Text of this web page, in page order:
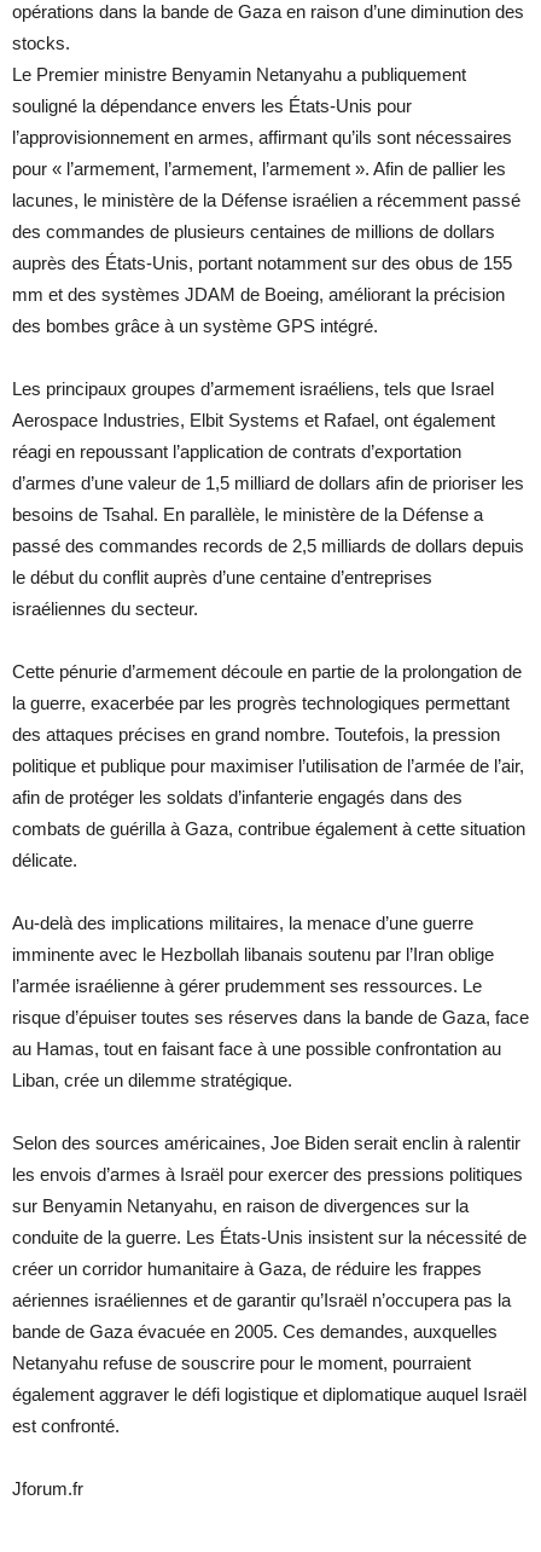
opérations dans la bande de Gaza en raison d’une diminution des
stocks.
Le Premier ministre Benyamin Netanyahu a publiquement
souligné la dépendance envers les États-Unis pour
l’approvisionnement en armes, affirmant qu’ils sont nécessaires
pour « l’armement, l’armement, l’armement ». Afin de pallier les
lacunes, le ministère de la Défense israélien a récemment passé
des commandes de plusieurs centaines de millions de dollars
auprès des États-Unis, portant notamment sur des obus de 155
mm et des systèmes JDAM de Boeing, améliorant la précision
des bombes grâce à un système GPS intégré.
Les principaux groupes d’armement israéliens, tels que Israel
Aerospace Industries, Elbit Systems et Rafael, ont également
réagi en repoussant l’application de contrats d’exportation
d’armes d’une valeur de 1,5 milliard de dollars afin de prioriser les
besoins de Tsahal. En parallèle, le ministère de la Défense a
passé des commandes records de 2,5 milliards de dollars depuis
le début du conflit auprès d’une centaine d’entreprises
israéliennes du secteur.
Cette pénurie d’armement découle en partie de la prolongation de
la guerre, exacerbée par les progrès technologiques permettant
des attaques précises en grand nombre. Toutefois, la pression
politique et publique pour maximiser l’utilisation de l’armée de l’air,
afin de protéger les soldats d’infanterie engagés dans des
combats de guérilla à Gaza, contribue également à cette situation
délicate.
Au-delà des implications militaires, la menace d’une guerre
imminente avec le Hezbollah libanais soutenu par l’Iran oblige
l’armée israélienne à gérer prudemment ses ressources. Le
risque d’épuiser toutes ses réserves dans la bande de Gaza, face
au Hamas, tout en faisant face à une possible confrontation au
Liban, crée un dilemme stratégique.
Selon des sources américaines, Joe Biden serait enclin à ralentir
les envois d’armes à Israël pour exercer des pressions politiques
sur Benyamin Netanyahu, en raison de divergences sur la
conduite de la guerre. Les États-Unis insistent sur la nécessité de
créer un corridor humanitaire à Gaza, de réduire les frappes
aériennes israéliennes et de garantir qu’Israël n’occupera pas la
bande de Gaza évacuée en 2005. Ces demandes, auxquelles
Netanyahu refuse de souscrire pour le moment, pourraient
également aggraver le défi logistique et diplomatique auquel Israël
est confronté.
Jforum.fr